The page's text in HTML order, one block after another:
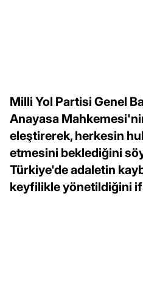
Milli Yol Partisi Genel
Anayasa
eleştirerek, herkesin
etmesini beklediğini
Türkiye'de adaletin
keyfilikle yönetildiğini